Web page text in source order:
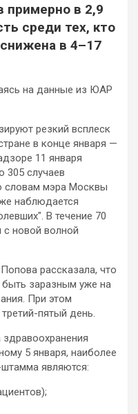
в 2,9
среди тех, кто
в 4–17
на данные из ЮАР
резкий всплеск
в конце января —
11 января
305 случаев
мэра Москвы
наблюдается
В течение 70
с новой волной
рассказала, что
заразным уже на
При этом
пятый день.
5 января, наиболее
являются: